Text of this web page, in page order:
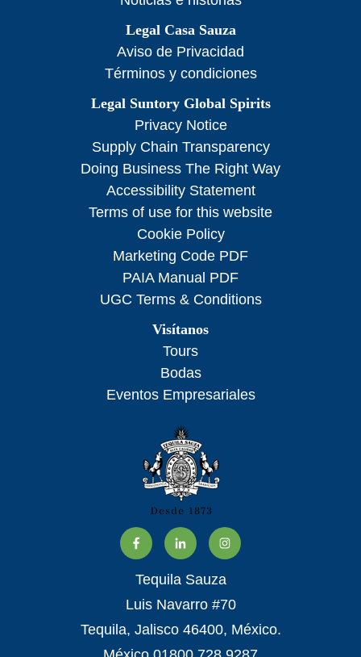
Tequila Sauza
Luis Navarro #70
Tequila, Jalisco 46400, México.
Legal Casa Sauza
Aviso de Privacidad
Términos y condiciones
Legal Suntory Global Spirits
Privacy Notice
Supply Chain Transparency
Doing Business The Right Way
Accessibility Statement
Terms of use for this website
Cookie Policy
Marketing Code PDF
PAIA Manual PDF
UGC Terms & Conditions
Visítanos
Tours
Bodas
Eventos Empresariales